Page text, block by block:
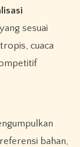
sesuai
cuaca
bahan,